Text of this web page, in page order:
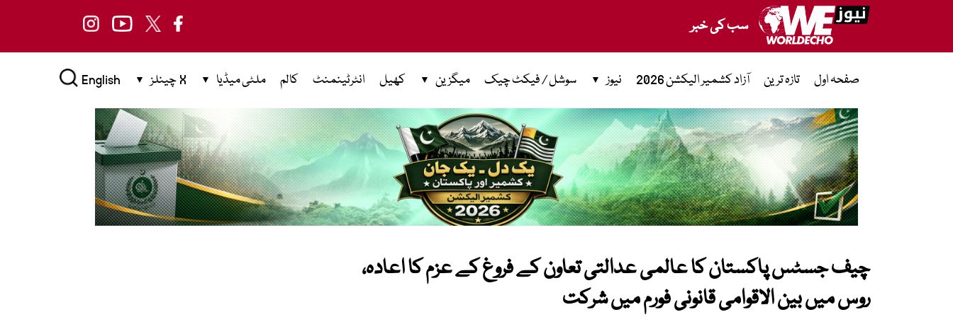
سب کی خبر
صفحہ اول تازہ ترین آزاد کشمیر الیکشن 2026 نیوز سوشل / فیکٹ چیک میگزین کھیل انٹرٹینمنٹ کالم ملٹی میڈیا X چینلز English
چیف جسٹس پاکستان کا عالمی عدالتی تعاون کے فروغ کے عزم کا اعادہ،
روس میں بین الاقوامی قانونی فورم میں شرکت